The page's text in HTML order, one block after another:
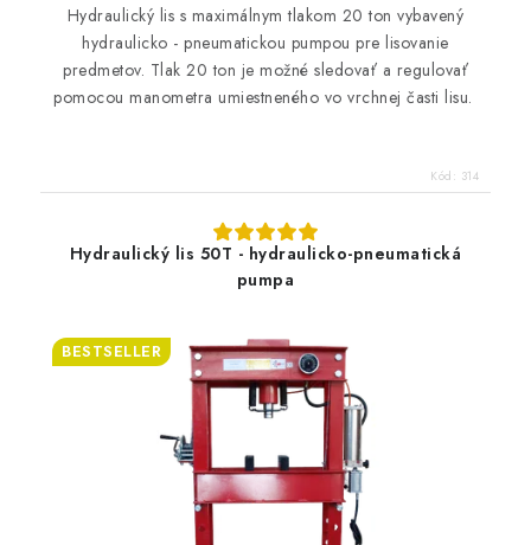
Hydraulický lis s maximálnym tlakom 20 ton vybavený
hydraulicko - pneumatickou pumpou pre lisovanie
predmetov. Tlak 20 ton je možné sledovať a regulovať
pomocou manometra umiestneného vo vrchnej časti lisu.
Kód: 314
Hydraulický lis 50T - hydraulicko-pneumatická
pumpa
BESTSELLER